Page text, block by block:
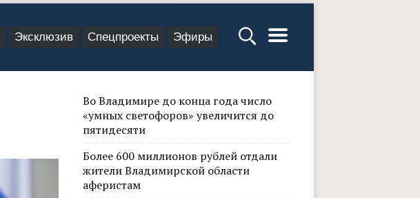
Эксклюзив Спецпроекты Эфиры
Во Владимире до конца года число
«умных светофоров» увеличится до
пятидесяти
Более 600 миллионов рублей отдали
жители Владимирской области
аферистам